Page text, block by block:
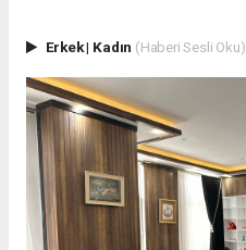
Erkek| Kadın (Haberi Sesli Oku)